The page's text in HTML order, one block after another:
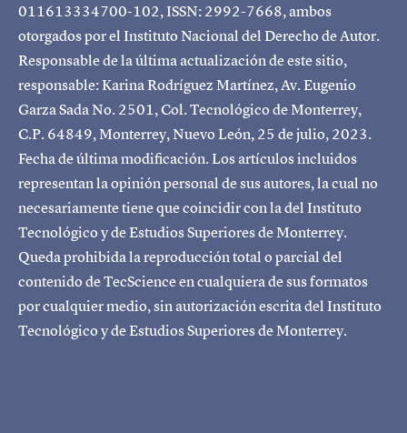
011613334700-102, ISSN: 2992-7668, ambos
otorgados por el Instituto Nacional del Derecho de Autor.
Responsable de la última actualización de este sitio,
responsable: Karina Rodríguez Martínez, Av. Eugenio
Garza Sada No. 2501, Col. Tecnológico de Monterrey,
C.P. 64849, Monterrey, Nuevo León, 25 de julio, 2023.
Fecha de última modificación. Los artículos incluidos
representan la opinión personal de sus autores, la cual no
necesariamente tiene que coincidir con la del Instituto
Tecnológico y de Estudios Superiores de Monterrey.
Queda prohibida la reproducción total o parcial del
contenido de TecScience en cualquiera de sus formatos
por cualquier medio, sin autorización escrita del Instituto
Tecnológico y de Estudios Superiores de Monterrey.